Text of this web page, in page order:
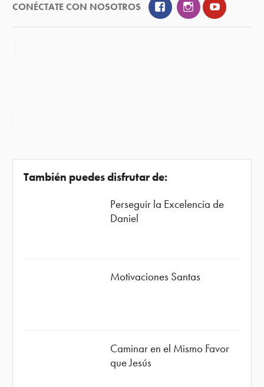
CONÉCTATE CON NOSOTROS FacebookInstagramYouTube
También puedes disfrutar de:
Perseguir la Excelencia de
Daniel
Motivaciones Santas
Caminar en el Mismo Favor
que Jesús